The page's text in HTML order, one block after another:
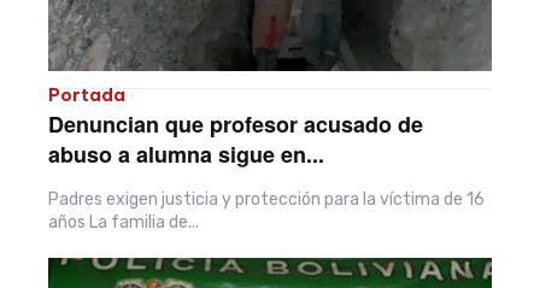
Portada
Denuncian que profesor acusado de
abuso a alumna sigue en...
Padres exigen justicia y protección para la víctima de 16
años La familia de...